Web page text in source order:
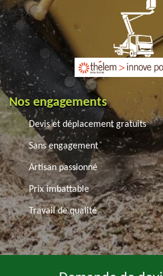
Nos engagements
Devis et déplacement gratuits
Sans engagement
Artisan passionné
Prix imbattable
Travail de qualité